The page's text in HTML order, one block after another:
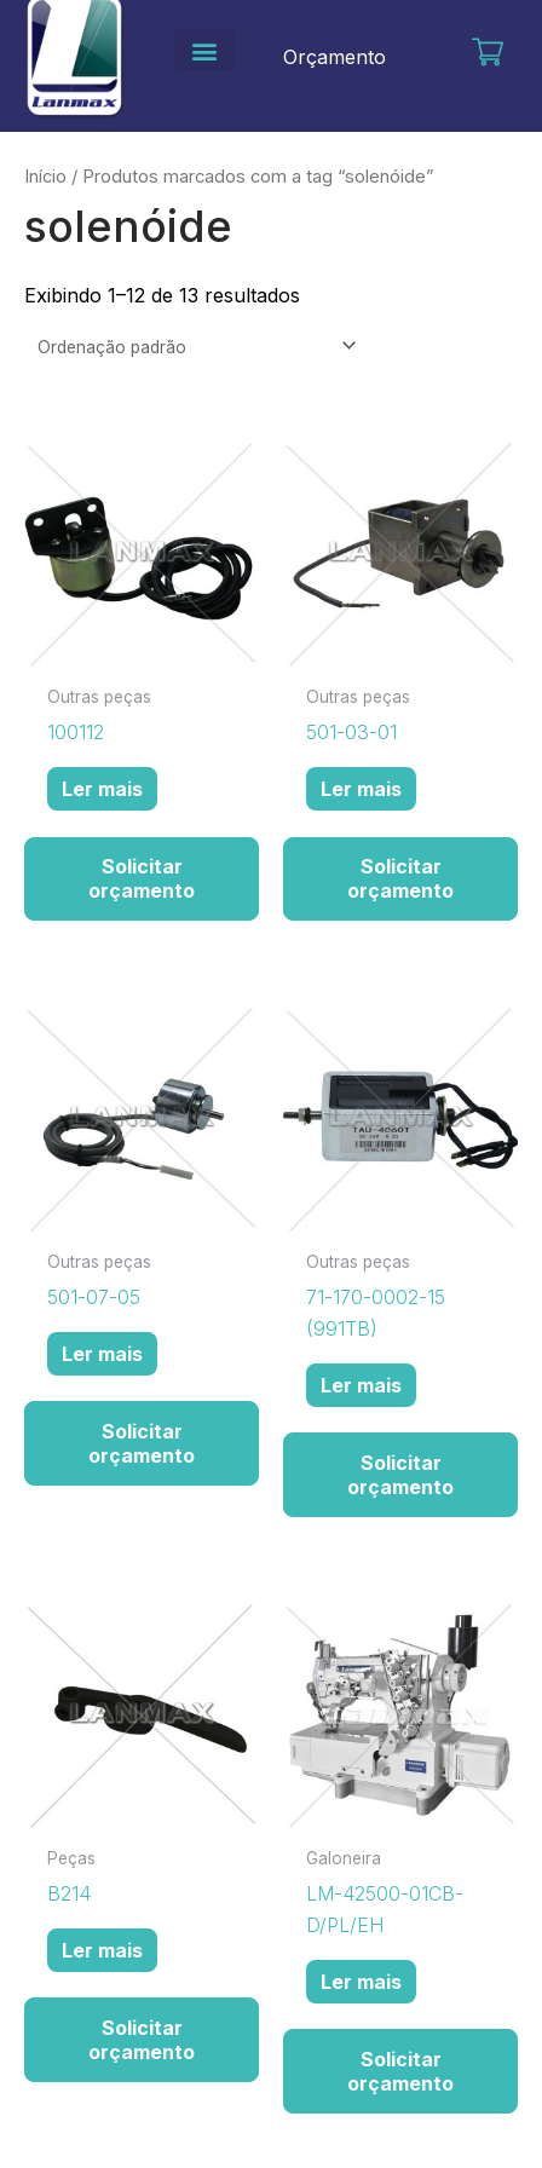
para
conteúdo
Orçamento
Início / Produtos marcados com a tag “solenóide”
solenóide
Exibindo 1–12 de 13 resultados
Outras peças
100112
Ler mais
Solicitar
orçamento
Outras peças
501-03-01
Ler mais
Solicitar
orçamento
Outras peças
501-07-05
Ler mais
Solicitar
orçamento
Outras peças
71-170-0002-15
(991TB)
Ler mais
Solicitar
orçamento
Peças
B214
Ler mais
Solicitar
orçamento
Galoneira
LM-42500-01CB-
D/PL/EH
Ler mais
Solicitar
orçamento